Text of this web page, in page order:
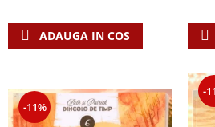
ADAUGA IN COS
-11%
-